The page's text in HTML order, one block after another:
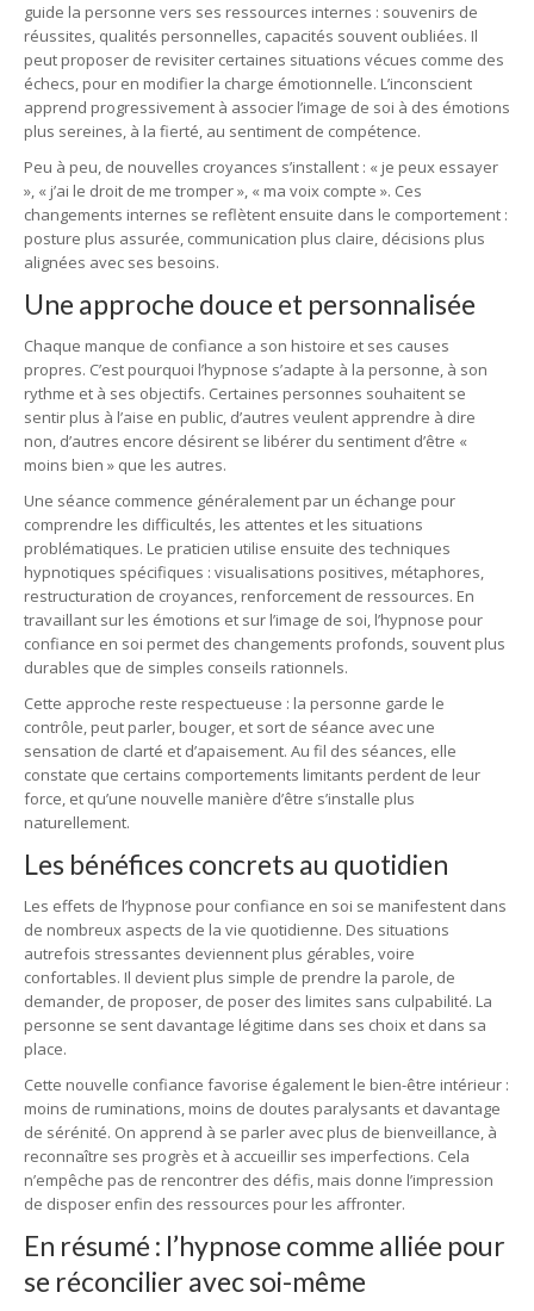
guide la personne vers ses ressources internes : souvenirs de
réussites, qualités personnelles, capacités souvent oubliées. Il
peut proposer de revisiter certaines situations vécues comme des
échecs, pour en modifier la charge émotionnelle. L’inconscient
apprend progressivement à associer l’image de soi à des émotions
plus sereines, à la fierté, au sentiment de compétence.
Peu à peu, de nouvelles croyances s’installent : « je peux essayer
», « j’ai le droit de me tromper », « ma voix compte ». Ces
changements internes se reflètent ensuite dans le comportement :
posture plus assurée, communication plus claire, décisions plus
alignées avec ses besoins.
Une approche douce et personnalisée
Chaque manque de confiance a son histoire et ses causes
propres. C’est pourquoi l’hypnose s’adapte à la personne, à son
rythme et à ses objectifs. Certaines personnes souhaitent se
sentir plus à l’aise en public, d’autres veulent apprendre à dire
non, d’autres encore désirent se libérer du sentiment d’être «
moins bien » que les autres.
Une séance commence généralement par un échange pour
comprendre les difficultés, les attentes et les situations
problématiques. Le praticien utilise ensuite des techniques
hypnotiques spécifiques : visualisations positives, métaphores,
restructuration de croyances, renforcement de ressources. En
travaillant sur les émotions et sur l’image de soi, l’hypnose pour
confiance en soi permet des changements profonds, souvent plus
durables que de simples conseils rationnels.
Cette approche reste respectueuse : la personne garde le
contrôle, peut parler, bouger, et sort de séance avec une
sensation de clarté et d’apaisement. Au fil des séances, elle
constate que certains comportements limitants perdent de leur
force, et qu’une nouvelle manière d’être s’installe plus
naturellement.
Les bénéfices concrets au quotidien
Les effets de l’hypnose pour confiance en soi se manifestent dans
de nombreux aspects de la vie quotidienne. Des situations
autrefois stressantes deviennent plus gérables, voire
confortables. Il devient plus simple de prendre la parole, de
demander, de proposer, de poser des limites sans culpabilité. La
personne se sent davantage légitime dans ses choix et dans sa
place.
Cette nouvelle confiance favorise également le bien-être intérieur :
moins de ruminations, moins de doutes paralysants et davantage
de sérénité. On apprend à se parler avec plus de bienveillance, à
reconnaître ses progrès et à accueillir ses imperfections. Cela
n’empêche pas de rencontrer des défis, mais donne l’impression
de disposer enfin des ressources pour les affronter.
En résumé : l’hypnose comme alliée pour
se réconcilier avec soi-même